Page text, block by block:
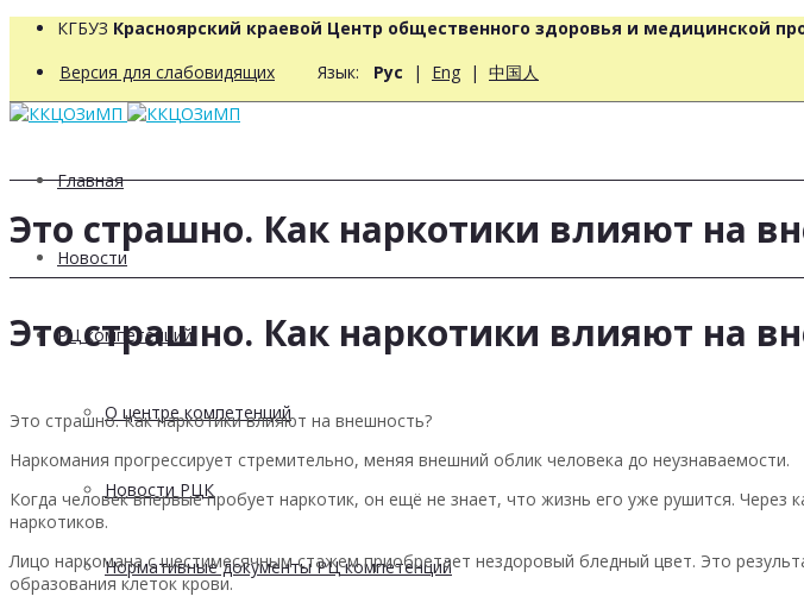
КГБУЗ Красноярский краевой Центр общественного здоровья и медицинской
Версия для слабовидящих Язык: Рус | Eng | 中国人
Главная
Новости
РЦ компетенций
О центре компетенций
Новости РЦК
Нормативные документы РЦ компетенций
Это страшно. Как наркотики влияют на
Это страшно. Как наркотики влияют на
Это страшно. Как наркотики влияют на внешность?
Наркомания прогрессирует стремительно, меняя внешний облик человека до неузнаваемости.
Когда человек впервые пробует наркотик, он ещё не знает, что жизнь его уже рушится. Через
наркотиков.
Лицо наркомана с шестимесячным стажем приобретает нездоровый бледный цвет. Это
образования клеток крови.